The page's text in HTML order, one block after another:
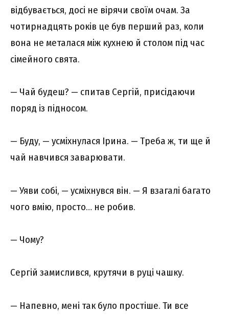
відбувається, досі не вірячи своїм очам. За
чотирнадцять років це був перший раз, коли
вона не металася між кухнею й столом під час
сімейного свята.
— Чай будеш? — спитав Сергій, присідаючи
поряд із підносом.
— Буду, — усміхнулася Ірина. — Треба ж, ти ще й
чай навчився заварювати.
— Уяви собі, — усміхнувся він. — Я взагалі багато
чого вмію, просто… не робив.
— Чому?
Сергій замислився, крутячи в руці чашку.
— Напевно, мені так було простіше. Ти все